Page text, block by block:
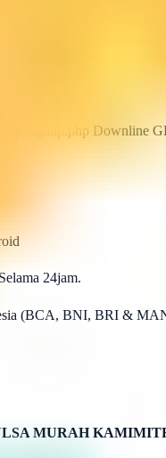
signup.php Downline
24jam.
(BCA, BNI, BRI &
MURAH